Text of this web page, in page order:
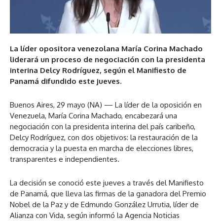
La líder opositora venezolana María Corina Machado
liderará un proceso de negociación con la presidenta
interina Delcy Rodríguez, según el Manifiesto de
Panamá difundido este jueves.
Buenos Aires, 29 mayo (NA) — La líder de la oposición en
Venezuela, María Corina Machado, encabezará una
negociación con la presidenta interina del país caribeño,
Delcy Rodríguez, con dos objetivos: la restauración de la
democracia y la puesta en marcha de elecciones libres,
transparentes e independientes.
La decisión se conoció este jueves a través del Manifiesto
de Panamá, que lleva las firmas de la ganadora del Premio
Nobel de la Paz y de Edmundo González Urrutia, líder de
Alianza con Vida, según informó la Agencia Noticias